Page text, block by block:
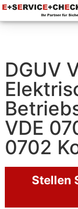
DGUV
VDE
0702
Stellen